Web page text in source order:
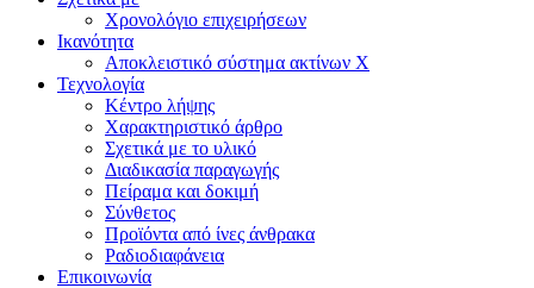
Χρονολόγιο επιχειρήσεων
Ικανότητα
Αποκλειστικό σύστημα ακτίνων Χ
Τεχνολογία
Κέντρο λήψης
Χαρακτηριστικό άρθρο
Σχετικά με το υλικό
Διαδικασία παραγωγής
Πείραμα και δοκιμή
Σύνθετος
Προϊόντα από ίνες άνθρακα
Ραδιοδιαφάνεια
Επικοινωνία